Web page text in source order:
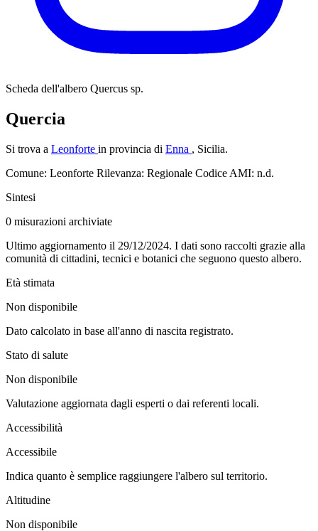
Scheda dell'albero Quercus sp.
Quercia
Si trova a Leonforte in provincia di Enna , Sicilia.
Comune: Leonforte Rilevanza: Regionale Codice AMI: n.d.
Sintesi
0 misurazioni archiviate
Ultimo aggiornamento il 29/12/2024. I dati sono raccolti grazie alla
comunità di cittadini, tecnici e botanici che seguono questo albero.
Età stimata
Non disponibile
Dato calcolato in base all'anno di nascita registrato.
Stato di salute
Non disponibile
Valutazione aggiornata dagli esperti o dai referenti locali.
Accessibilità
Accessibile
Indica quanto è semplice raggiungere l'albero sul territorio.
Altitudine
Non disponibile